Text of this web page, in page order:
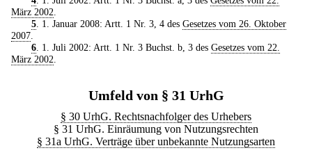
März 2002
5. 1. Januar 2008: Artt. 1 Nr. 3, 4 des Gesetzes vom 26. Oktober
2007
6. 1. Juli 2002: Artt. 1 Nr. 3 Buchst. b, 3 des Gesetzes vom 22.
März 2002
Umfeld von § 31 UrhG
§ 30 UrhG. Rechtsnachfolger des Urhebers
§ 31 UrhG. Einräumung von Nutzungsrechten
§ 31a UrhG. Verträge über unbekannte Nutzungsarten